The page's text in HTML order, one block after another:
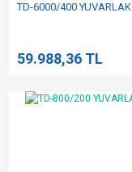
TD-6000/400 YUVARLAK
59.988,36 TL